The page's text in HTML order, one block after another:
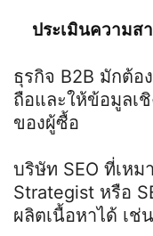
ประเมินความส
ธุรกิจ B2B มักต้อ
ถือและให้ข้อมูลเ
ของผู้ซื้อ
บริษัท SEO ที่เหม
Strategist หรือ
ผลิตเนื้อหาได้ เช่น